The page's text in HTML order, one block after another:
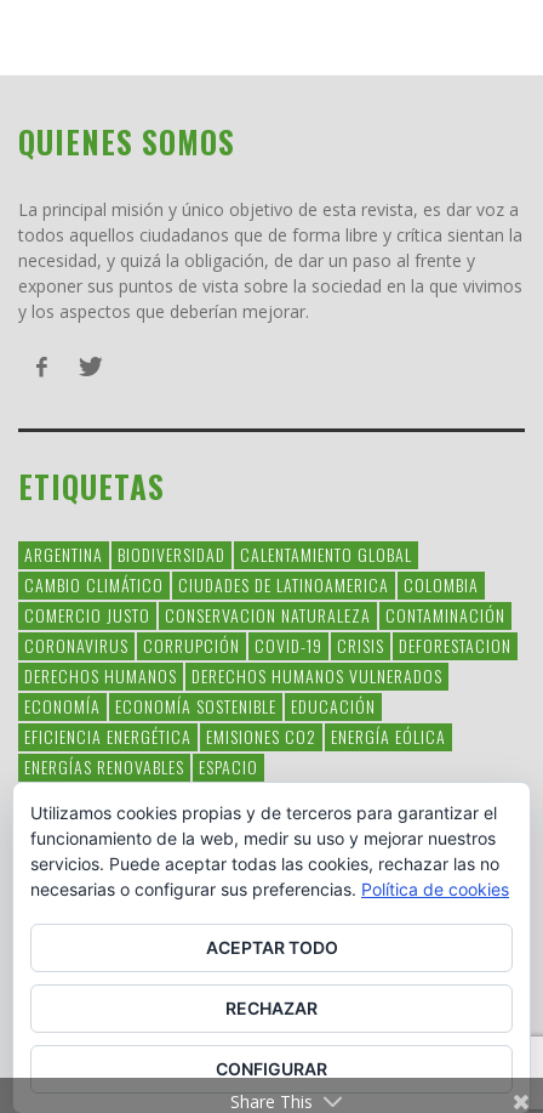
QUIENES SOMOS
La principal misión y único objetivo de esta revista, es dar voz a
todos aquellos ciudadanos que de forma libre y crítica sientan la
necesidad, y quizá la obligación, de dar un paso al frente y
exponer sus puntos de vista sobre la sociedad en la que vivimos
y los aspectos que deberían mejorar.
ETIQUETAS
ARGENTINA BIODIVERSIDAD
CALENTAMIENTO GLOBAL
CAMBIO CLIMÁTICO
CIUDADES DE LATINOAMERICA
COLOMBIA
COMERCIO JUSTO
CONSERVACION NATURALEZA
CONTAMINACIÓN
CORONAVIRUS
CORRUPCIÓN COVID-19 CRISIS
DEFORESTACION
DERECHOS HUMANOS
DERECHOS HUMANOS VULNERADOS
ECONOMÍA
ECONOMÍA SOSTENIBLE
EDUCACIÓN
EFICIENCIA ENERGÉTICA
EMISIONES CO2
ENERGÍA EÓLICA
ENERGÍAS RENOVABLES
ESPACIO
HAMBRE LATINOAMÉRICA MEDIO AMBIENTE
MÉXICO
OBJETIVOS DEL MILENIO
ONGS PAZ POBREZA POESÍA
POLITICA
PUEBLOS INDÍGENAS RSC RSE
SOBERANÍA ALIMENTARIA
SOLIDARIDAD SOSTENIBILIDAD TECNOLOGÍA VERTIDO PETROLEO
Copyright © www.otromundoesposible.net. All Rights Reserved.
Share This
Utilizamos cookies propias y de terceros para garantizar el
funcionamiento de la web, medir su uso y mejorar nuestros
servicios. Puede aceptar todas las cookies, rechazar las no
necesarias o configurar sus preferencias. Política de cookies
ACEPTAR TODO
RECHAZAR
CONFIGURAR